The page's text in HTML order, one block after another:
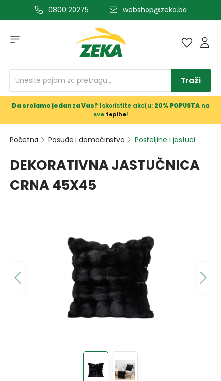
glavni sadržaj0800 20275 webshop@zeka.ba
Traži
Da srolamo jedan za Vas? Iskoristite akciju: 20% POPUSTAna
sve tepihe!
Početna Posuđe i domaćinstvo Posteljine i jastuci
DEKORATIVNA JASTUČNICA
CRNA 45X45